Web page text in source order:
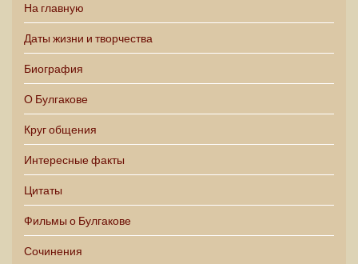
На главную
Даты жизни и творчества
Биография
О Булгакове
Круг общения
Интересные факты
Цитаты
Фильмы о Булгакове
Сочинения